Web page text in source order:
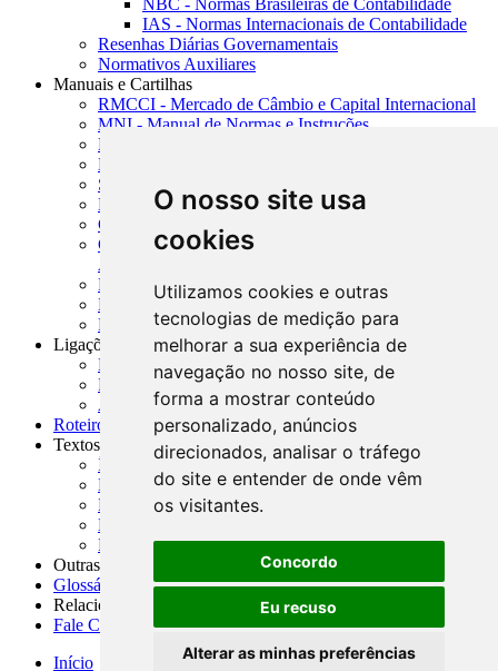
O nosso site usa
cookies
Utilizamos cookies e outras
tecnologias de medição para
melhorar a sua experiência de
navegação no nosso site, de
forma a mostrar conteúdo
personalizado, anúncios
direcionados, analisar o tráfego
do site e entender de onde vêm
os visitantes.
Concordo
Eu recuso
Alterar as minhas preferências
NBC - Normas Brasileiras de Contabilidade
IAS - Normas Internacionais de Contabilidade
Resenhas Diárias Governamentais
Normativos Auxiliares
Manuais e Cartilhas
RMCCI - Mercado de Câmbio e Capital Internacional
MNI - Manual de Normas e Instruções
MTVM - Manual de Títulos e Valores Mobiliários
MCR - Manual de Crédito Rural
SISORF - Manual de Organização do SFN
MASUP - Manual de Supervisão Bancária
CADOC - Catálogo de Documentos
CNAE-CONCLA - Classificação Nacional de
Atividades Econômicas
PMF - Cartilhas do BCB
Manuais Auxiliares do BCB e Cosif-e
Resenhas Diárias Governamentais
Ligações Externas
Links Úteis
Presidência da República
Agências Nacionais Reguladoras
Roteiros para Estudos
Textos
Índice de Textos
Editorial
Monografias
Na Imprensa
Fórum de Discussão
Outras ferramentas
Glossário
Relacionamento
Fale Conosco
Início